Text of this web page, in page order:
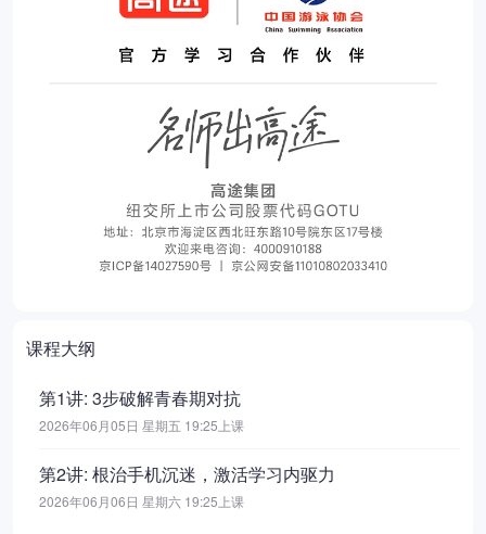
课程大纲
第1讲: 3步破解青春期对抗
2026年06月05日 星期五 19:25上课
第2讲: 根治手机沉迷，激活学习内驱力
2026年06月06日 星期六 19:25上课